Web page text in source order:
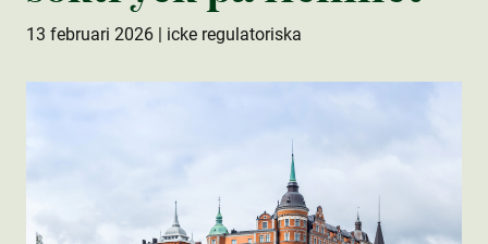
13 februari 2026 | icke regulatoriska